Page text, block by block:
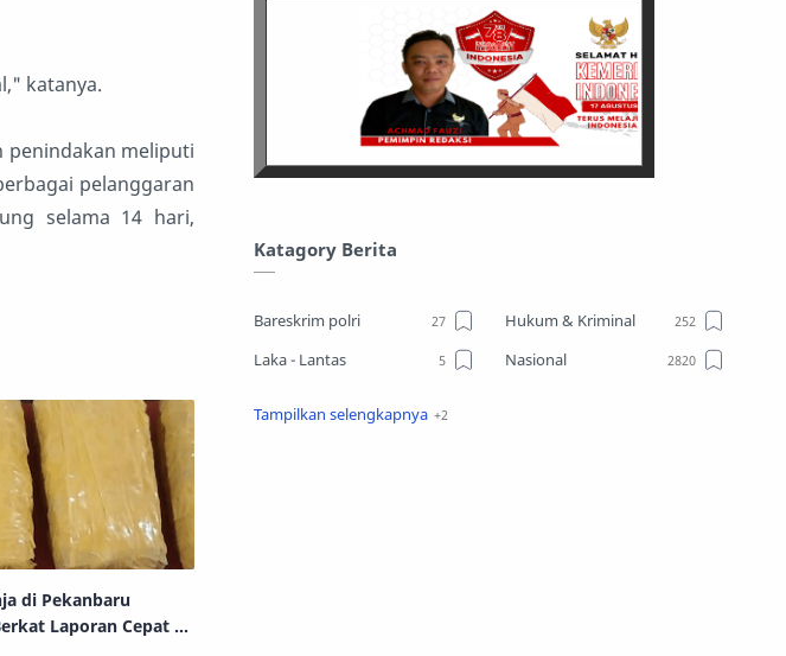
katanya.
penindakan meliputi
pelanggaran
selama 14 hari,
di Pekanbaru
Laporan Cepat ke
Katagory Berita
Bareskrim polri
Hukum & Kriminal
Laka - Lantas
Nasional